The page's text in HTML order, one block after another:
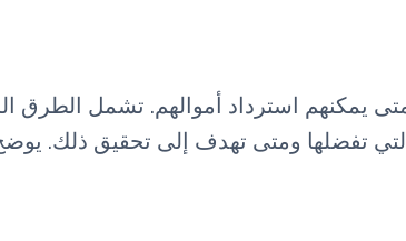
استرداد أموالهم. تشمل الطرق
تفضلها ومتى تهدف إلى تحقيق ذلك.